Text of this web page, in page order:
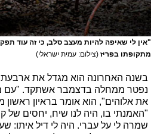
"אין לי שאיפה להיות מעצב סלב, כי זה עוד
מתקופתו בפריז (צילום: עמית ישראלי)
בשנה האחרונה הוא מגדל את ארבעת
נפטר ממחלה בדצמבר אשתקד. "עם
את אלוהים", הוא אומר בראיון ראשון
"האמנתי בו, היה לנו שיח, יחסים של
שמרה לי על עברי. היה לי דיל איתו: